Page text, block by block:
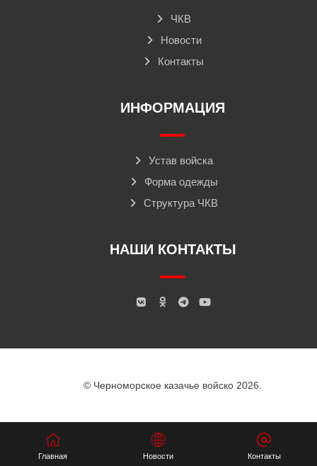
ЧКВ
Новости
Контакты
ИНФОРМАЦИЯ
Устав войска
Форма одежды
Структура ЧКВ
НАШИ КОНТАКТЫ
© Черноморское казачье войско 2026.
Главная Новости Контакты